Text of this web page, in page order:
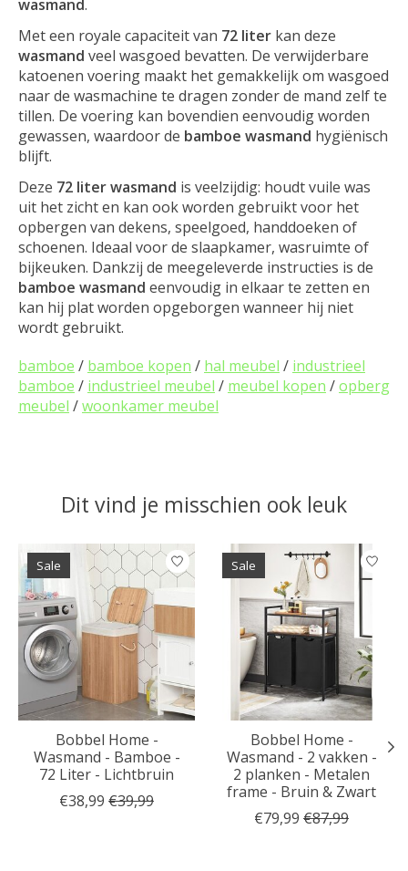
wasmand.
Met een royale capaciteit van 72 liter kan deze
wasmand veel wasgoed bevatten. De verwijderbare
katoenen voering maakt het gemakkelijk om wasgoed
naar de wasmachine te dragen zonder de mand zelf te
tillen. De voering kan bovendien eenvoudig worden
gewassen, waardoor de bamboe wasmand hygiënisch
blijft.
Deze 72 liter wasmand is veelzijdig: houdt vuile was
uit het zicht en kan ook worden gebruikt voor het
opbergen van dekens, speelgoed, handdoeken of
schoenen. Ideaal voor de slaapkamer, wasruimte of
bijkeuken. Dankzij de meegeleverde instructies is de
bamboe wasmand eenvoudig in elkaar te zetten en
kan hij plat worden opgeborgen wanneer hij niet
wordt gebruikt.
bamboe / bamboe kopen / hal meubel / industrieel
bamboe / industrieel meubel / meubel kopen /opberg
meubel /woonkamer meubel
Dit vind je misschien ook leuk
Items van productcarrousel
Sale
Bobbel Home -
Wasmand - Bamboe -
72 Liter - Lichtbruin
€38,99 €39,99
Sale
Bobbel Home -
Wasmand - 2 vakken -
2 planken - Metalen
frame - Bruin & Zwart
€79,99 €87,99